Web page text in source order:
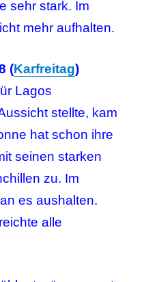
sehr stark. Im
mehr aufhalten.
(Karfreitag)
Lagos
stellte, kam
hat schon ihre
seinen starken
zu. Im
es aushalten.
alle